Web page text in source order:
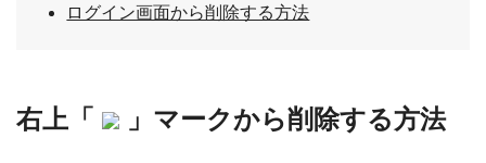
ログイン画面から削除する方法
右上「 」マークから削除する方法